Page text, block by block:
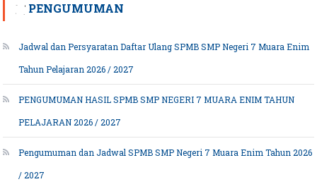
PENGUMUMAN
Jadwal dan Persyaratan Daftar Ulang SPMB SMP Negeri 7 Muara Enim
Tahun Pelajaran 2026 / 2027
PENGUMUMAN HASIL SPMB SMP NEGERI 7 MUARA ENIM TAHUN
PELAJARAN 2026 / 2027
Pengumuman dan Jadwal SPMB SMP Negeri 7 Muara Enim Tahun 2026
/ 2027